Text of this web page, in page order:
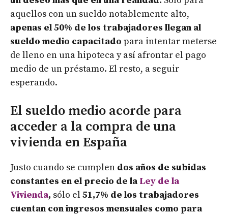
aquellos con un sueldo notablemente alto,
apenas el 50% de los trabajadores llegan al
sueldo medio capacitado para intentar meterse
de lleno en una hipoteca y así afrontar el pago
medio de un préstamo. El resto, a seguir
esperando.
El sueldo medio acorde para
acceder a la compra de una
vivienda en España
Justo cuando se cumplen dos años de subidas
constantes en el precio de la Ley de la
Vivienda, sólo el 51,7% de los trabajadores
cuentan con ingresos mensuales como para